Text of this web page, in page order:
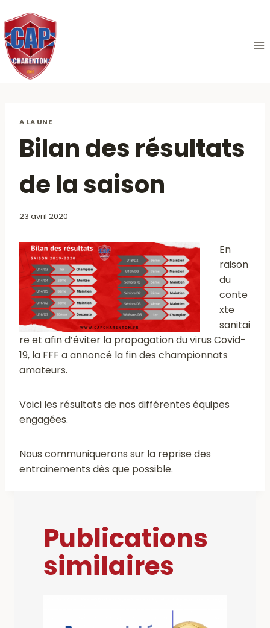
au
contenu
A LA UNE
Bilan des résultats
de la saison
23 avril 2020
En
raison
du
conte
xte
sanitai
re et afin d’éviter la propagation du virus Covid-
19, la FFF a annoncé la fin des championnats
amateurs.
Voici les résultats de nos différentes équipes
engagées.
Nous communiquerons sur la reprise des
entrainements dès que possible.
Publications
similaires